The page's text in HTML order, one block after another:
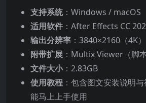
支持系统：Windows / macOS
适用软件 ：After Effects CC
输出分辨率 ：3840×2160（4K）
附带扩展 ：Multix Viewer（脚
文件大小：2.83GB
使用教程 ：包含图文安装说明
能马上上手使用